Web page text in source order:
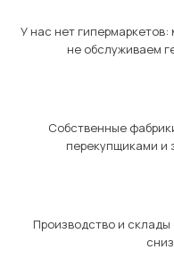
У нас нет
не обслуживаем
Собственные
перекупщиками и
Производство и